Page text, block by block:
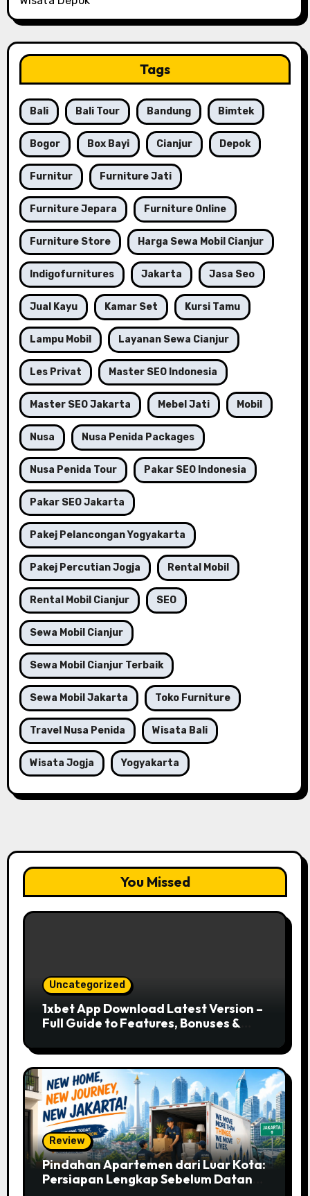
Tags
Bali Bali Tour Bandung Bimtek
Bogor Box Bayi Cianjur Depok
Furnitur Furniture Jati
Furniture Jepara Furniture Online
Furniture Store Harga Sewa Mobil Cianjur
Indigofurnitures Jakarta Jasa Seo
Jual Kayu Kamar Set Kursi Tamu
Lampu Mobil Layanan Sewa Cianjur
Les Privat Master SEO Indonesia
Master SEO Jakarta Mebel Jati Mobil
Nusa Nusa Penida Packages
Nusa Penida Tour Pakar SEO Indonesia
Pakar SEO Jakarta
Pakej Pelancongan Yogyakarta
Pakej Percutian Jogja Rental Mobil
Rental Mobil Cianjur SEO
Sewa Mobil Cianjur
Sewa Mobil Cianjur Terbaik
Sewa Mobil Jakarta Toko Furniture
Travel Nusa Penida Wisata Bali
Wisata Jogja Yogyakarta
You Missed
Uncategorized
1xbet App Download Latest Version –
Full Guide to Features, Bonuses &
Review
Pindahan Apartemen dari Luar Kota:
Persiapan Lengkap Sebelum Datang